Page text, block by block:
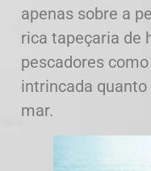
apenas sobre a
rica tapeçaria de
pescadores
intrincada
mar.